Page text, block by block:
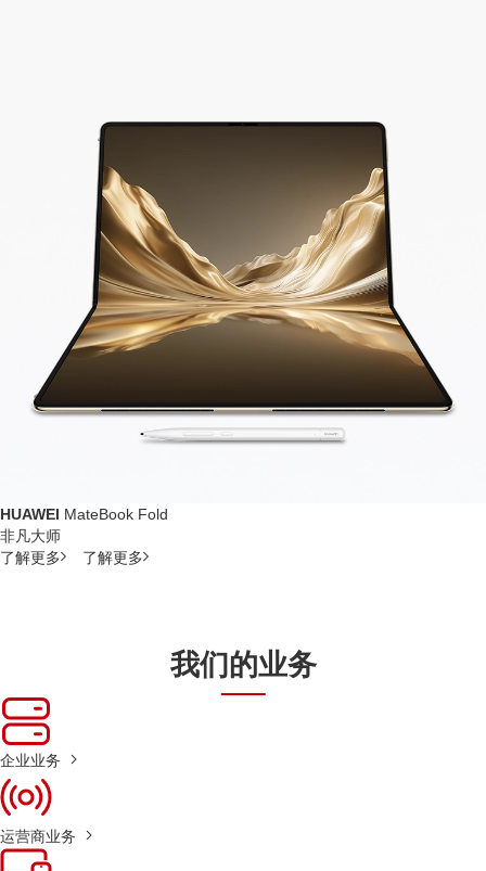
HUAWEI MateBook Fold
非凡大师
了解更多
了解更多
我们的业务
企业业务
运营商业务